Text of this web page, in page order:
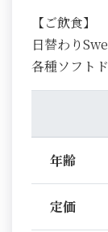
【ご飲食】
日替わり
各種ソフト
年齢
定価